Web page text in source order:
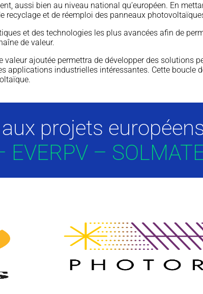
aussi bien au niveau national qu’européen. En
recyclage et de réemploi des panneaux
et des technologies les plus avancées afin de
de valeur.
ajoutée permettra de développer des solutions
applications industrielles intéressantes. Cette boucle
projets
–